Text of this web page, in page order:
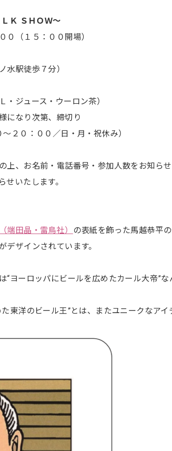
Ｋ ＳＨＯＷ～
０（１５：００開場）
水駅徒歩７分）
・ジュース・ウーロン茶）
になり次第、締切り
２０：００／日・月・祝休み）
上、お名前・電話番号・参加人数をお知ら
いたします。
端田晶・雷鳥社） の表紙を飾った馬越恭平
ザインされています。
“ヨーロッパにビールを広めたカール大帝”な
東洋のビール王”とは、またユニークなアイ